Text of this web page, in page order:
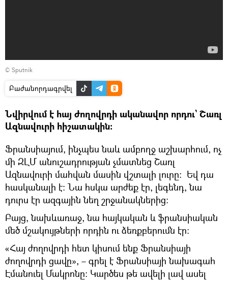
© Sputnik
Բաժանորդագրվել
Նվիրվում է հայ ժողովրդի ականավոր որդու` Շառլ
Ազնավուրի հիշատակին։
Ֆրանսիայում, ինչպես նաև ամբողջ աշխարհում, ոչ
մի ԶԼՄ անուշադրության չմատնեց Շառլ
Ազնավուրի մահվան մասին վշտալի լուրը։ Եվ դա
հասկանալի է։ Նա հսկա արժեք էր, լեգենդ, նա
դուրս էր ազգային նեղ շրջանակներից։
Բայց, նախևառաջ, նա հայկական և ֆրանսիական
մեծ մշակույթների որդին ու ձեռքբերումն էր։
«Հայ ժողովրդի հետ կիսում ենք Ֆրանսիայի
ժողովրդի ցավը», – գրել է Ֆրանսիայի նախագահ
Էմանուել Մակրոնը։ Կարծես թե ավելի լավ ասել